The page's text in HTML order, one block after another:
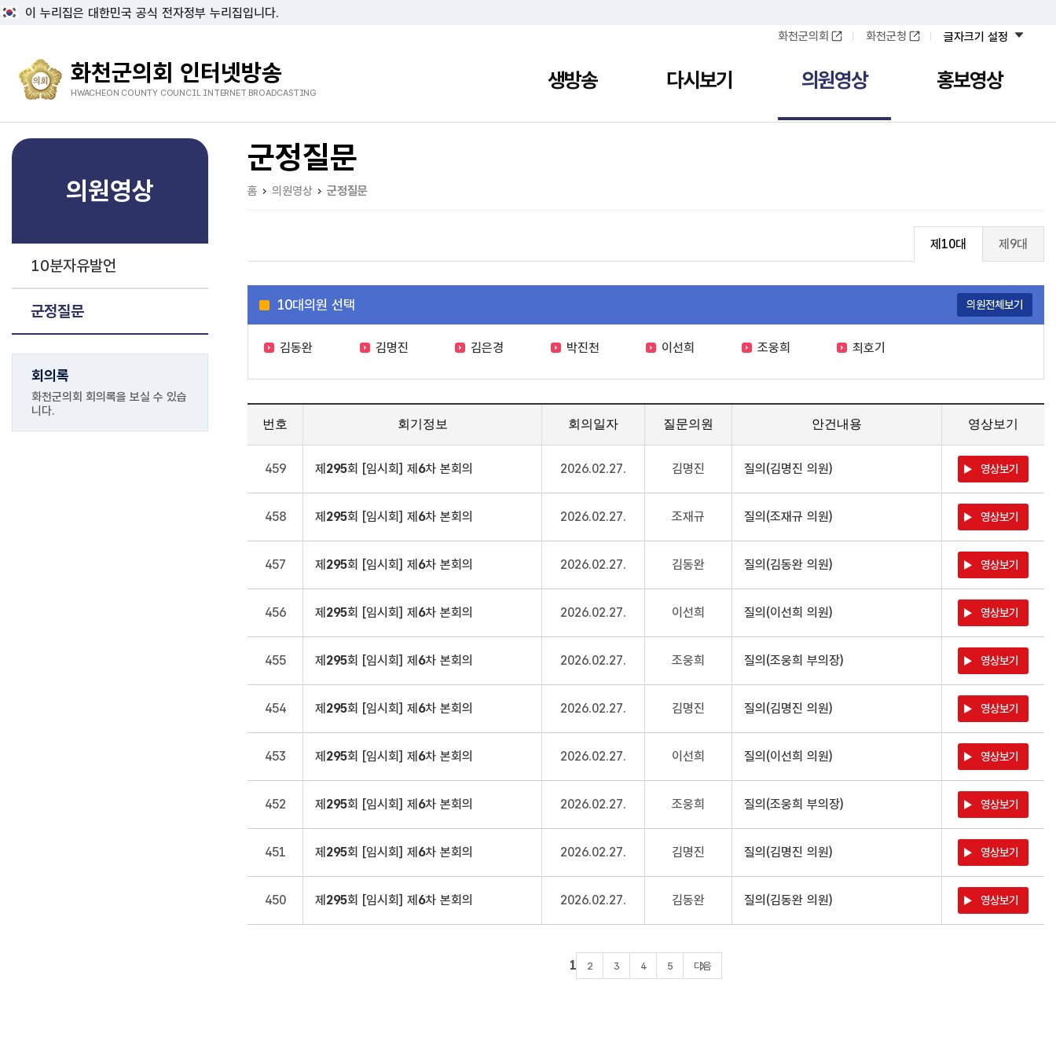
이 누리집은 대한민국 공식 전자정부 누리집입니다.
화천군의회 인터넷방송
HWACHEON COUNTY COUNCIL INTERNET BROADCASTING
화천군의회 화천군청 글자크기 설정
생방송 다시보기 의원영상 홍보영상
의원영상
10분자유발언
군정질문
회의록
화천군의회 회의록을 보실 수 있습
니다.
홈 의원영상 군정질문
군정질문
제10대 제9대
10대의원 선택 의원전체보기
김동완 김명진 김은경 박진천 이선희 조웅희 최호기
번호 회기정보 회의일자 질문의원 안건내용 영상보기
459 제 295회 [임시회] 제 6차 본회의 2026.02.27. 김명진 질의(김명진 의원) 영상보기
458 제 295회 [임시회] 제 6차 본회의 2026.02.27. 조재규 질의(조재규 의원) 영상보기
457 제 295회 [임시회] 제 6차 본회의 2026.02.27. 김동완 질의(김동완 의원) 영상보기
456 제 295회 [임시회] 제 6차 본회의 2026.02.27. 이선희 질의(이선희 의원) 영상보기
455 제 295회 [임시회] 제 6차 본회의 2026.02.27. 조웅희 질의(조웅희 부의장) 영상보기
454 제 295회 [임시회] 제 6차 본회의 2026.02.27. 김명진 질의(김명진 의원) 영상보기
453 제 295회 [임시회] 제 6차 본회의 2026.02.27. 이선희 질의(이선희 의원) 영상보기
452 제 295회 [임시회] 제 6차 본회의 2026.02.27. 조웅희 질의(조웅희 부의장) 영상보기
451 제 295회 [임시회] 제 6차 본회의 2026.02.27. 김명진 질의(김명진 의원) 영상보기
450 제 295회 [임시회] 제 6차 본회의 2026.02.27. 김동완 질의(김동완 의원) 영상보기
1 2 3 4 5 다음